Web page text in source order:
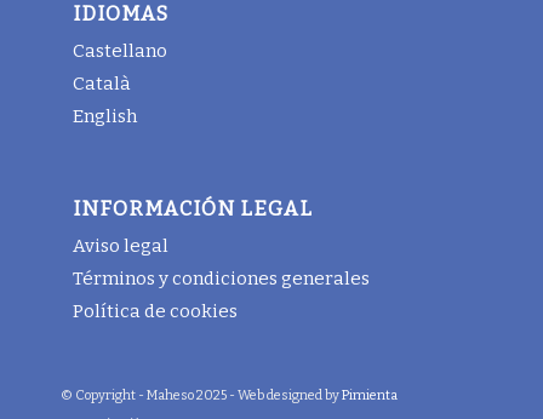
IDIOMAS
Castellano
Català
English
INFORMACIÓN LEGAL
Aviso legal
Términos y condiciones generales
Política de cookies
© Copyright - Maheso 2025 - Web designed byPimienta